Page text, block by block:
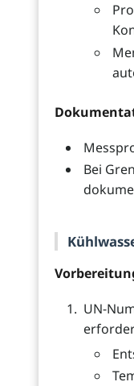
Bei
UN-